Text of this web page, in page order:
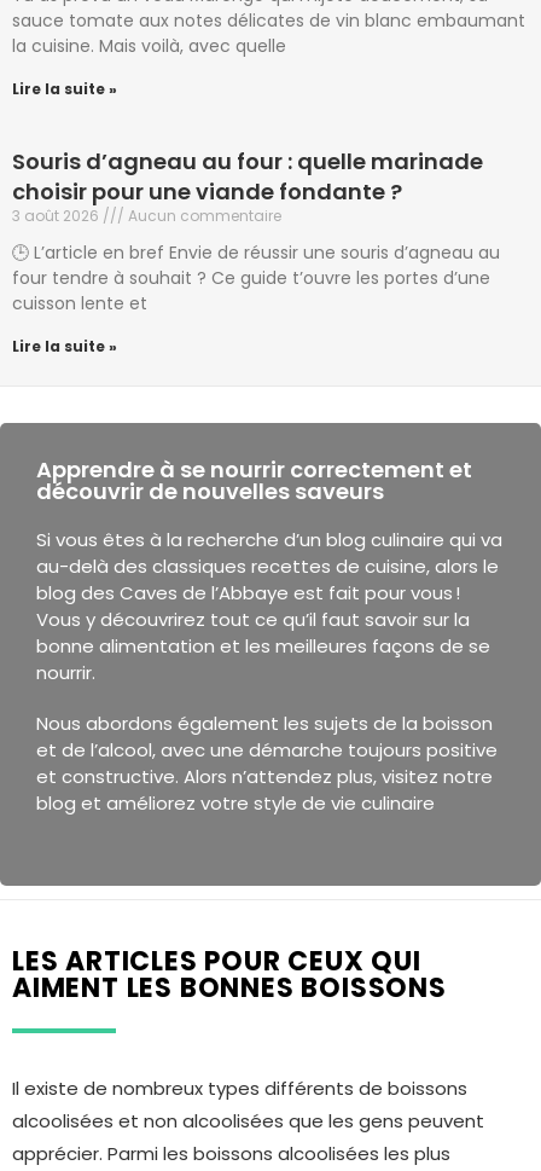
sauce tomate aux notes délicates de vin blanc embaumant
la cuisine. Mais voilà, avec quelle
Lire la suite »
Souris d’agneau au four : quelle marinade
choisir pour une viande fondante ?
3 août 2026 Aucun commentaire
🕒 L’article en bref Envie de réussir une souris d’agneau au
four tendre à souhait ? Ce guide t’ouvre les portes d’une
cuisson lente et
Lire la suite »
Apprendre à se nourrir correctement et
découvrir de nouvelles saveurs
Si vous êtes à la recherche d’un blog culinaire qui va
au-delà des classiques recettes de cuisine, alors le
blog des Caves de l’Abbaye est fait pour vous !
Vous y découvrirez tout ce qu’il faut savoir sur la
bonne alimentation et les meilleures façons de se
nourrir.
Nous abordons également les sujets de la boisson
et de l’alcool, avec une démarche toujours positive
et constructive. Alors n’attendez plus, visitez notre
blog et améliorez votre style de vie culinaire
LES ARTICLES POUR CEUX QUI
AIMENT LES BONNES BOISSONS
Il existe de nombreux types différents de boissons
alcoolisées et non alcoolisées que les gens peuvent
apprécier. Parmi les boissons alcoolisées les plus